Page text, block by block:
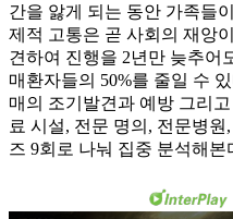
간을 앓게 되는 동안 가족들
제적 고통은 곧 사회의 재앙
견하여 진행을 2년만 늦추어
매환자들의 50%를 줄일 수
매의 조기발견과 예방 그리
료 시설, 전문 명의, 전문병
즈 9회로 나눠 집중 분석해본